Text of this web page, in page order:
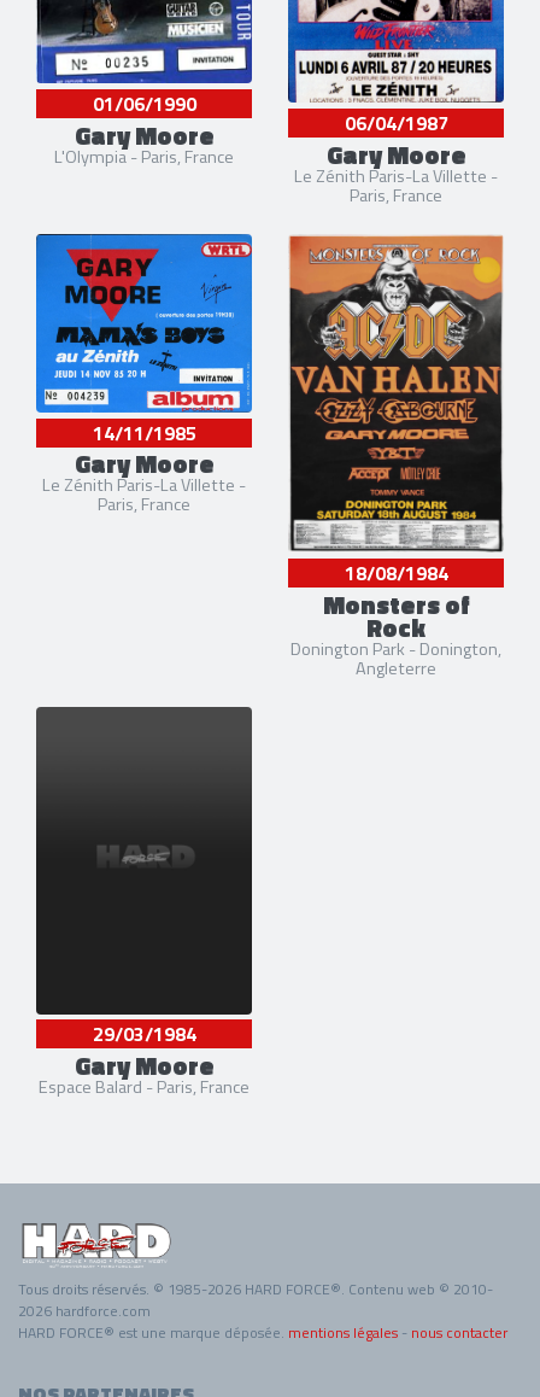
01/06/1990
Gary Moore
L'Olympia - Paris, France
06/04/1987
Gary Moore
Le Zénith Paris-La Villette -
Paris, France
14/11/1985
Gary Moore
Le Zénith Paris-La Villette -
Paris, France
18/08/1984
Monsters of
Rock
Donington Park - Donington,
Angleterre
29/03/1984
Gary Moore
Espace Balard - Paris, France
Tous droits réservés. © 1985-2026 HARD FORCE®. Contenu web © 2010-
2026 hardforce.com
HARD FORCE® est une marque déposée. mentions légales - nous contacter